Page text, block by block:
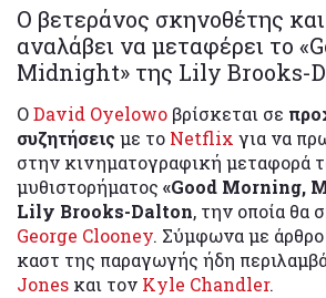
Ο βετεράνος σκηνοθέτης
αναλάβει να μεταφέρει το
Midnight» της Lily Brooks-
ΟDavid Oyelowo βρίσκεται σε
συζητήσειςμε το Netflix για να
στην κινηματογραφική μεταφορά
μυθιστορήματος «Good Morning,
Lily Brooks-Dalton, την οποία θα
George Clooney. Σύμφωνα με
καστ της παραγωγής ήδη
Jones και τον Kyle Chandler.